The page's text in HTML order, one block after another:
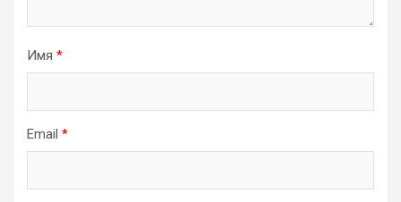
Имя *
Email *